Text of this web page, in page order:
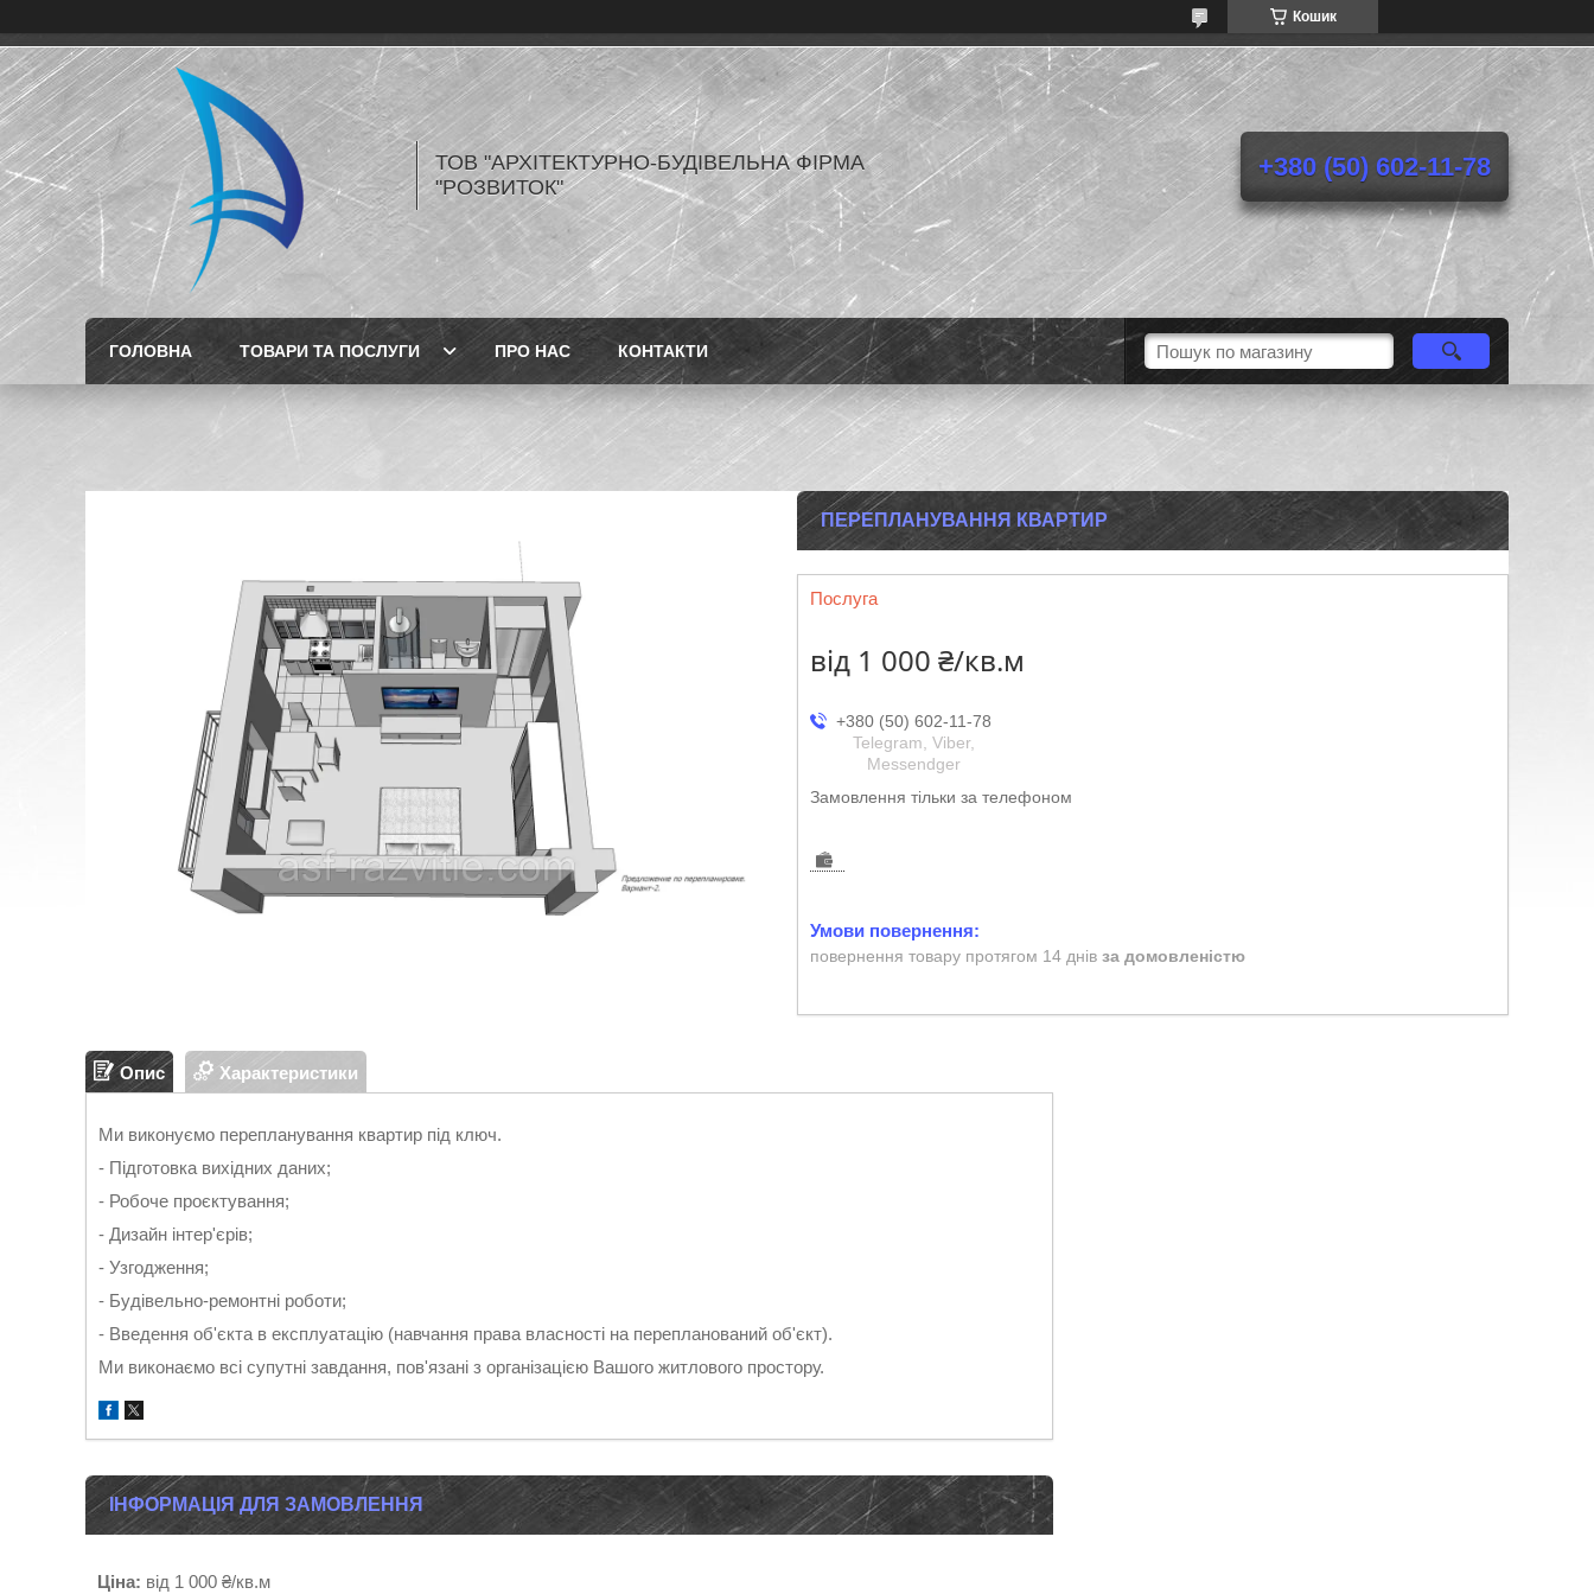
Кошик
ТОВ "АРХІТЕКТУРНО-БУДІВЕЛЬНА ФІРМА
"РОЗВИТОК"
+380 (50) 602-11-78
ГОЛОВНА ТОВАРИ ТА ПОСЛУГИ ПРО НАС КОНТАКТИ
ПЕРЕПЛАНУВАННЯ КВАРТИР
Послуга
від 1 000 ₴/кв.м
+380 (50) 602-11-78
Telegram, Viber,
Messendger
Замовлення тільки за телефоном
повернення товару протягом 14 днів за домовленістю
Опис Характеристики
Ми виконуємо перепланування квартир під ключ.
- Підготовка вихідних даних;
- Робоче проєктування;
- Дизайн інтер'єрів;
- Узгодження;
- Будівельно-ремонтні роботи;
- Введення об'єкта в експлуатацію (навчання права власності на перепланований об'єкт).
Ми виконаємо всі супутні завдання, пов'язані з організацією Вашого житлового простору.
ІНФОРМАЦІЯ ДЛЯ ЗАМОВЛЕННЯ
Ціна: від 1 000 ₴/кв.м